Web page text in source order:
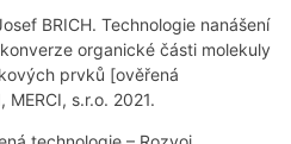
BRICH. Technologie nanášení
organické části molekuly
prvků [ověřená
s.r.o. 2021.